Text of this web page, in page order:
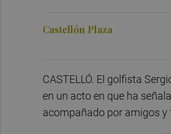
Castellón Plaza
CASTELLÓ. El golfista
en un acto en que ha
acompañado por amigos y